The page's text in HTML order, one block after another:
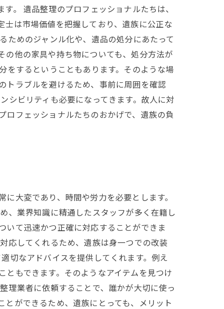
。 遺品整理のプロフェッショナルたちは、
は市場価値を把握しており、遺族に公正な
ためのジャンル化や、遺品の処分にあたって
の他の家具や持ち物についても、処分方法が
をするということもあります。そのような場
トラブルを避けるため、事前に周囲を確認
シビリティも必要になってきます。故人に対
ロフェッショナルたちのおかげで、遺族の負
大変であり、時間や労力を必要とします。
、業界知識に精通したスタッフが多く在籍し
いて迅速かつ正確に対応することができま
応してくれるため、遺族は身一つでの改装
切なアドバイスを提供してくれます。例え
もできます。そのようなアイテムを見つけ
理業者に依頼することで、誰かが大切に使っ
ができるため、遺族にとっても、メリット